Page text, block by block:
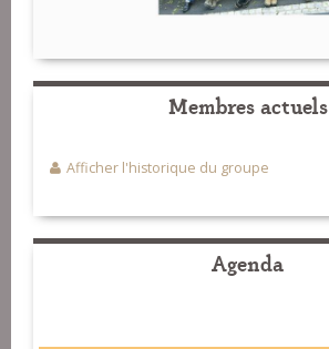
Membres actuels
Afficher l'historique du groupe
Agenda